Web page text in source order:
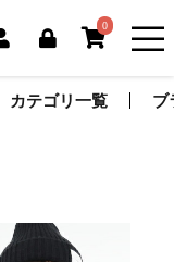
0
カテゴリ一覧 ブ